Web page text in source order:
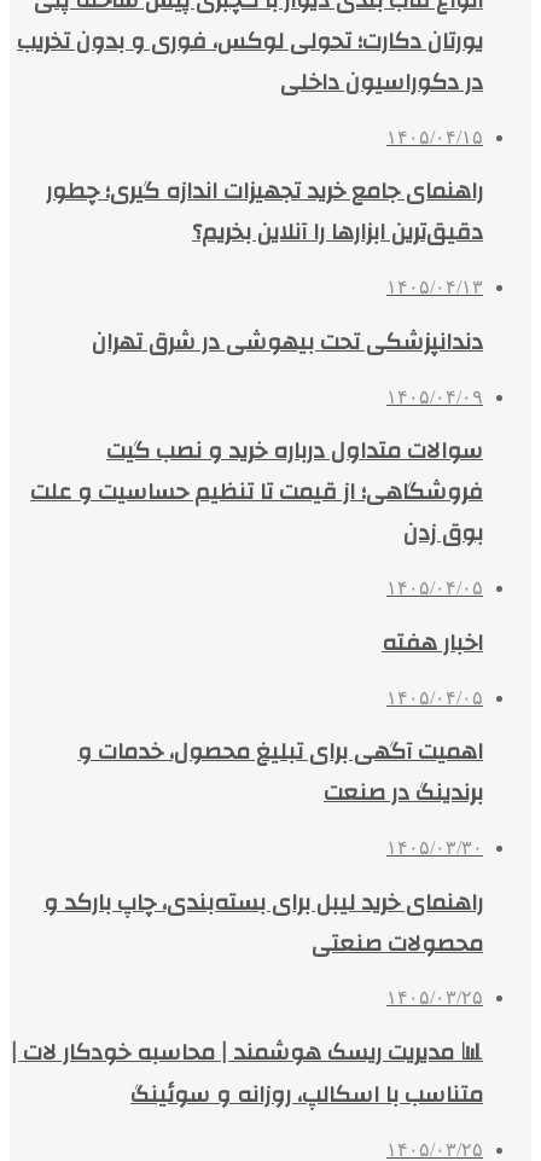
یورتان دکارت؛ تحولی لوکس، فوری و بدون تخریب
در دکوراسیون داخلی
۱۴۰۵/۰۴/۱۵
راهنمای جامع خرید تجهیزات اندازه گیری؛ چطور
دقیق‌ترین ابزارها را آنلاین بخریم؟
۱۴۰۵/۰۴/۱۳
دندانپزشکی تحت بیهوشی در شرق تهران
۱۴۰۵/۰۴/۰۹
سوالات متداول درباره خرید و نصب گیت
فروشگاهی؛ از قیمت تا تنظیم حساسیت و علت
بوق زدن
۱۴۰۵/۰۴/۰۵
اخبار هفته
۱۴۰۵/۰۴/۰۵
اهمیت آگهی برای تبلیغ محصول، خدمات و
برندینگ در صنعت
۱۴۰۵/۰۳/۳۰
راهنمای خرید لیبل برای بسته‌بندی، چاپ بارکد و
محصولات صنعتی
۱۴۰۵/۰۳/۲۵
📊 مدیریت ریسک هوشمند | محاسبه خودکار لات |
متناسب با اسکالپ، روزانه و سوئینگ
۱۴۰۵/۰۳/۲۵